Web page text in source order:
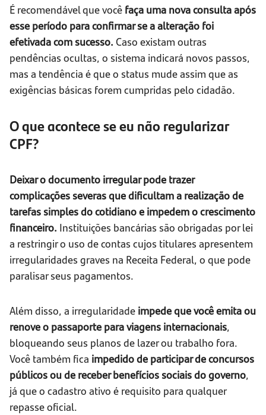
É recomendável que você faça uma nova consulta após
esse período para confirmar se a alteração foi
efetivada com sucesso. Caso existam outras
pendências ocultas, o sistema indicará novos passos,
mas a tendência é que o status mude assim que as
exigências básicas forem cumpridas pelo cidadão.
O que acontece se eu não regularizar
CPF?
Deixar o documento irregular pode trazer
complicações severas que dificultam a realização de
tarefas simples do cotidiano e impedem o crescimento
financeiro. Instituições bancárias são obrigadas por lei
a restringir o uso de contas cujos titulares apresentem
irregularidades graves na Receita Federal, o que pode
paralisar seus pagamentos.
Além disso, a irregularidade impede que você emita ou
renove o passaporte para viagens internacionais,
bloqueando seus planos de lazer ou trabalho fora.
Você também fica impedido de participar de concursos
públicos ou de receber benefícios sociais do governo,
já que o cadastro ativo é requisito para qualquer
repasse oficial.